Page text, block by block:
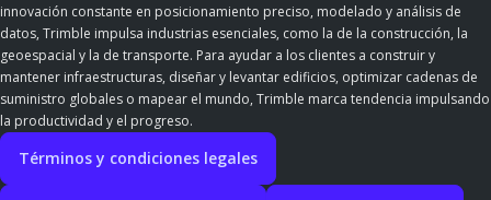
innovación constante en posicionamiento preciso, modelado y análisis de
datos, Trimble impulsa industrias esenciales, como la de la construcción, la
geoespacial y la de transporte. Para ayudar a los clientes a construir y
mantener infraestructuras, diseñar y levantar edificios, optimizar cadenas de
suministro globales o mapear el mundo, Trimble marca tendencia impulsando
la productividad y el progreso.
Términos y condiciones legales